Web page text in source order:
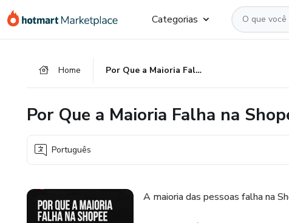
para
para
para
Categorias
Home Por Que a Maioria Falha na Shopee (E Como Evitar Isso)
Por Que a Maioria Falha na
Português
A maioria das pessoas falha na